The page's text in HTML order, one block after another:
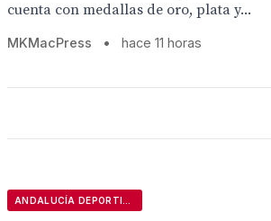
cuenta con medallas de oro, plata y...
MKMacPress • hace 11 horas